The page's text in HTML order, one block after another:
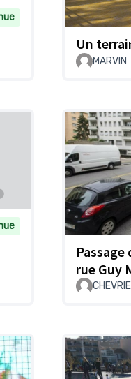
Un
MARVIN
rue Guy